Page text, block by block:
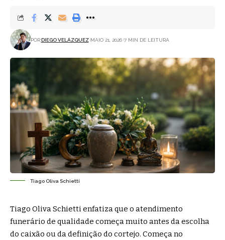
POR:DIEGO VELÁZQUEZ MAIO 21, 2026 7 MIN DE LEITURA
Tiago Oliva Schietti
Tiago Oliva Schietti enfatiza que o atendimento
funerário de qualidade começa muito antes da escolha
do caixão ou da definição do cortejo. Começa no